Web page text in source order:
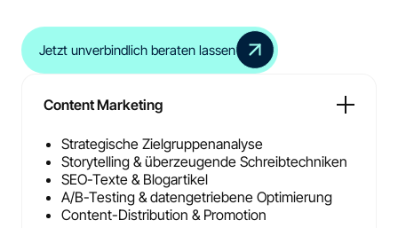
Jetzt unverbindlich beraten lassen
Content Marketing
Strategische Zielgruppenanalyse
Storytelling & überzeugende Schreibtechniken
SEO-Texte & Blogartikel
A/B-Testing & datengetriebene Optimierung
Content-Distribution & Promotion